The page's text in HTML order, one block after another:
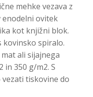
mehke vezava z
ovitek
kot knjižni blok.
kovinsko spiralo.
ali sijajnega
in 350 g/m2. S
tiskovine do